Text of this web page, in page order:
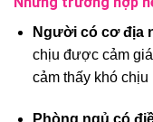
Người có cơ địa
chịu được cảm
cảm thấy khó chịu
Phòng ngủ có